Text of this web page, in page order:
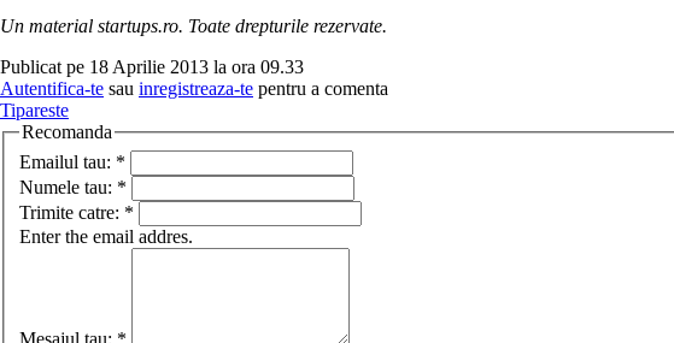
Un material startups.ro. Toate drepturile rezervate.
Publicat pe 18 Aprilie 2013 la ora 09.33
Autentifica-te sau inregistreaza-te pentru a comenta
Tipareste
Recomanda
Emailul tau: *
Numele tau: *
Trimite catre: *
Enter the email addres.
Mesajul tau: *